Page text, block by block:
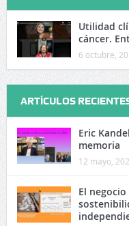
Utilidad
cáncer.
6 octubre,
ARTÍCULOS
Eric
memoria
12 mayo,
El